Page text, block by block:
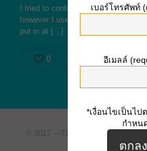
I tried to contact a couple of girls
however I used to be unsuccessful
put in at […]
0
© 2017 — The Ville Express
All
Siripat Estate
เบอร์โทรศัพท์
อีเมลล์
*เงื่อนไขเป็นไ
กำหน